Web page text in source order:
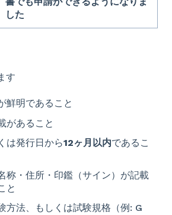
した
す
鮮明であること
があること
は発行日から12ヶ月以内であるこ
称・住所・印鑑（サイン）が記載
と
方法、もしくは試験規格（例: G